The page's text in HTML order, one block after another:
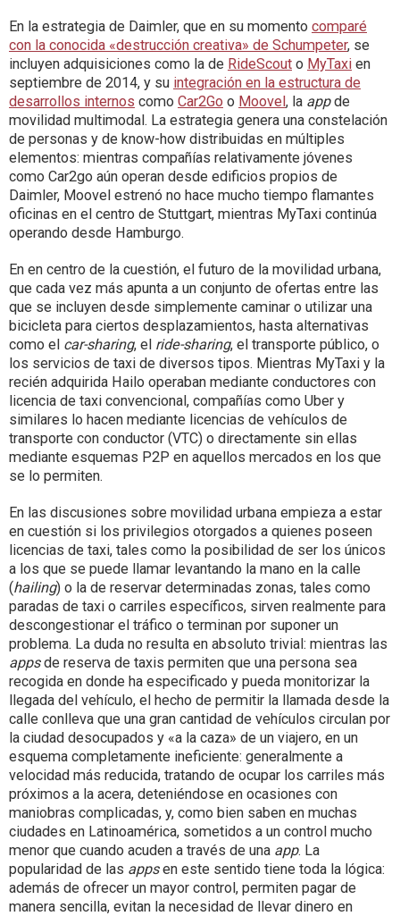
En la estrategia de Daimler, que en su momento comparé
con la conocida «destrucción creativa» de Schumpeter, se
incluyen adquisiciones como la de RideScout o MyTaxi en
septiembre de 2014, y su integración en la estructura de
desarrollos internos como Car2Go o Moovel , la appde
movilidad multimodal. La estrategia genera una constelación
de personas y de know-how distribuidas en múltiples
elementos: mientras compañías relativamente jóvenes
como Car2go aún operan desde edificios propios de
Daimler, Moovel estrenó no hace mucho tiempo flamantes
oficinas en el centro de Stuttgart, mientras MyTaxi continúa
operando desde Hamburgo.
En en centro de la cuestión, el futuro de la movilidad urbana,
que cada vez más apunta a un conjunto de ofertas entre las
que se incluyen desde simplemente caminar o utilizar una
bicicleta para ciertos desplazamientos, hasta alternativas
como el car-sharing, el ride-sharing, el transporte público, o
los servicios de taxi de diversos tipos. Mientras MyTaxi y la
recién adquirida Hailo operaban mediante conductores con
licencia de taxi convencional, compañías como Uber y
similares lo hacen mediante licencias de vehículos de
transporte con conductor (VTC) o directamente sin ellas
mediante esquemas P2P en aquellos mercados en los que
se lo permiten.
En las discusiones sobre movilidad urbana empieza a estar
en cuestión si los privilegios otorgados a quienes poseen
licencias de taxi, tales como la posibilidad de ser los únicos
a los que se puede llamar levantando la mano en la calle
(hailing) o la de reservar determinadas zonas, tales como
paradas de taxi o carriles específicos, sirven realmente para
descongestionar el tráfico o terminan por suponer un
problema. La duda no resulta en absoluto trivial: mientras las
appsde reserva de taxis permiten que una persona sea
recogida en donde ha especificado y pueda monitorizar la
llegada del vehículo, el hecho de permitir la llamada desde la
calle conlleva que una gran cantidad de vehículos circulan por
la ciudad desocupados y «a la caza» de un viajero, en un
esquema completamente ineficiente: generalmente a
velocidad más reducida, tratando de ocupar los carriles más
próximos a la acera, deteniéndose en ocasiones con
maniobras complicadas, y, como bien saben en muchas
ciudades en Latinoamérica, sometidos a un control mucho
menor que cuando acuden a través de una app. La
popularidad de las appsen este sentido tiene toda la lógica:
además de ofrecer un mayor control, permiten pagar de
manera sencilla, evitan la necesidad de llevar dinero en